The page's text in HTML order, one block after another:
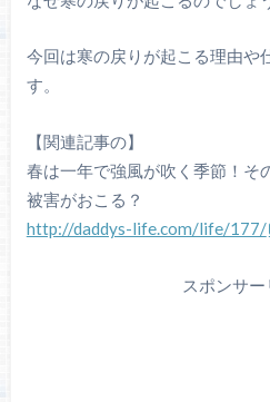
今回は寒の戻りが起こる理由や
す。
【関連記事の】
春は一年で強風が吹く季節！そ
被害がおこる？
http://daddys-life.com/life/177/
スポンサー